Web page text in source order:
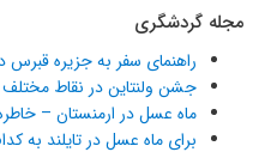
مجله گردشگری
راهنمای سفر به جزیره قبرس در
جشن ولنتاین در نقاط مختلف
ماه عسل در ارمنستان –
برای ماه عسل در تایلند به